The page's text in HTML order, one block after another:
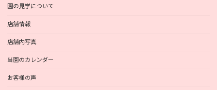
園の見学について
店舗情報
店舗内写真
当園のカレンダー
お客様の声